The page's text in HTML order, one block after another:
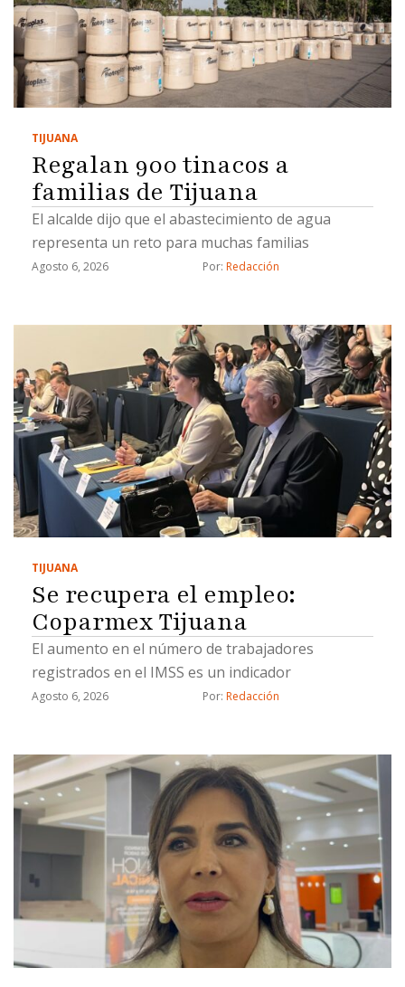
TIJUANA
Regalan 900 tinacos a
familias de Tijuana
El alcalde dijo que el abastecimiento de agua
representa un reto para muchas familias
Agosto 6, 2026 Por: Redacción
TIJUANA
Se recupera el empleo:
Coparmex Tijuana
El aumento en el número de trabajadores
registrados en el IMSS es un indicador
Agosto 6, 2026 Por: Redacción